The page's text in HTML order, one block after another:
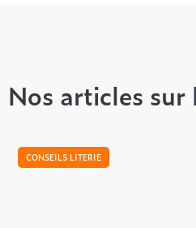
Nos articles sur
CONSEILS LITERIE